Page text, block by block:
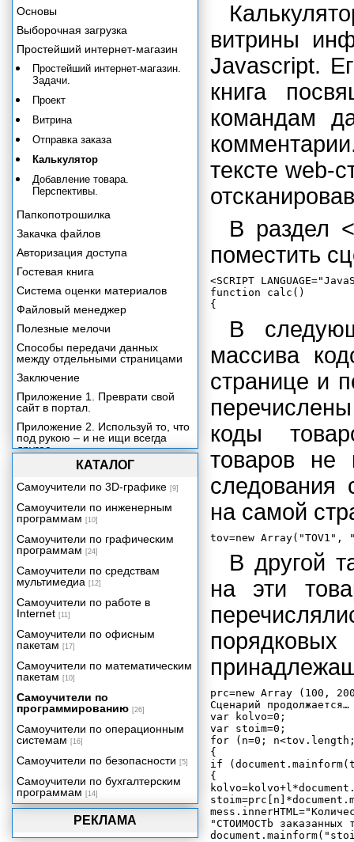
витрины
Javascript.
книга
командам
тексте web-
В раздел
поместить
<SCRIPT
function calc()
В
массива
странице и
коды
товаров не
на самой
В другой
на эти
prc=new Array (100,
Сценарий продолжается…
var kolvo=0;
var stoim=0;
for (n=0;
{
if
{
"CTOИMOCTb
РЕКЛАМА
Основы
Выборочная загрузка
Простейший интернет-магазин
Простейший интернет-магазин.
Задачи.
Проект
Витрина
Отправка заказа
Калькулятор
Добавление товара.
Перспективы.
Папкопотрошилка
Закачка файлов
Авторизация доступа
Гостевая книга
Система оценки материалов
Файловый менеджер
Полезные мелочи
Способы передачи данных
между отдельными страницами
Заключение
Приложение 1. Преврати свой
сайт в портал.
Приложение 2. Используй то, что
под рукою – и не ищи всегда
другое.
Приложение 3. На сайте – как в
КАТАЛОГ
Самоучители по 3D-графике [9]
Самоучители по инженерным
программам [10]
Самоучители по графическим
программам [24]
Самоучители по средствам
мультимедиа [12]
Самоучители по работе в
Internet [11]
Самоучители по офисным
пакетам [17]
Самоучители по математическим
пакетам [10]
Самоучители по
программированию [26]
Самоучители по операционным
системам [16]
Самоучители по безопасности [5]
Самоучители по бухгалтерским
программам [14]